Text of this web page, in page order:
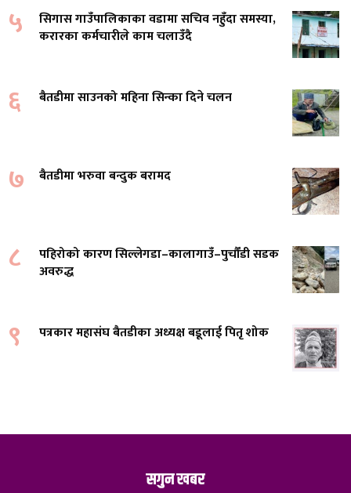
५
सिगास गाउँपालिकाका वडामा सचिव नहुँदा समस्या,
करारका कर्मचारीले काम चलाउँदै
६ बैतडीमा साउनको महिना सिन्का दिने चलन
७ बैतडीमा भरुवा बन्दुक बरामद
८
पहिरोको कारण सिल्लेगडा–कालागाउँ–पुर्चौंडी सडक
अवरुद्ध
९ पत्रकार महासंघ बैतडीका अध्यक्ष बडूलाई पितृ शोक
सगुन खबर